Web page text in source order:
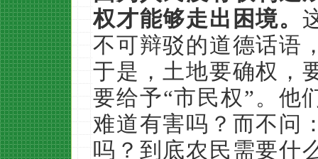
权才能够走出困境。
不可辩驳的道德话语
于是，土地要确权，
要给予“市民权”。他
难道有害吗？而不问
吗？到底农民需要什